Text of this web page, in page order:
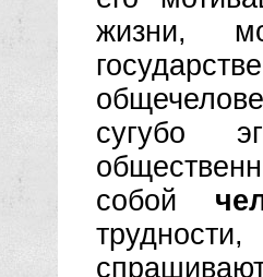
жизни,
сугубо
собой